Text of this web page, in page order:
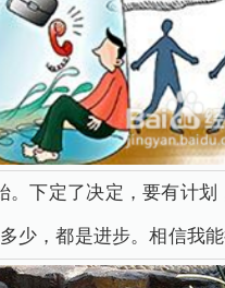
。下定了决定，要有计
少，都是进步。相信我